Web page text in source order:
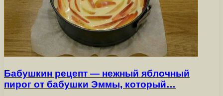
Бабушкин рецепт — нежный яблочный
пирог от бабушки Эммы, который…